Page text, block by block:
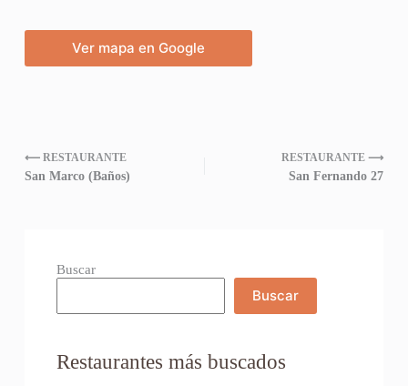
Ver mapa en Google
⟵ RESTAURANTE
San Marco (Baños)
RESTAURANTE ⟶
San Fernando 27
Buscar
Buscar
Restaurantes más buscados